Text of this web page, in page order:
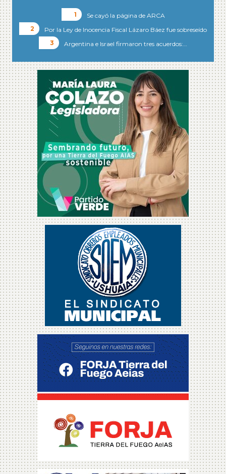
Se cayó la página de ARCA
Por la Ley de Inocencia Fiscal Lázaro Báez fue sobreseído
Argentina e Israel firmaron tres acuerdos:…